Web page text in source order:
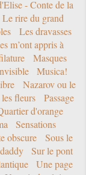
- Conte de la
Le rire du grand
Les dravasses
m’ont appris à
Masques
Musica!
Nazarov ou le
fleurs
Passage
d'orange
Sensations
obscure
Sous le
Sur le pont
Une page